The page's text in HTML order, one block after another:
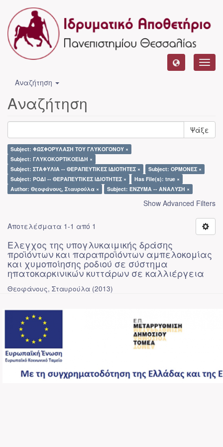
Αναζήτηση
Αναζήτηση
Ψάξε
Subject: ΦΩΣΦΟΡΥΛΑΣΗ ΤΟΥ ΓΛΥΚΟΓΟΝΟΥ ×
Subject: ΓΛΥΚΟΚΟΡΤΙΚΟΕΙΔΗ ×
Subject: ΣΤΑΦΥΛΙΑ -- ΘΕΡΑΠΕΥΤΙΚΕΣ ΙΔΙΟΤΗΤΕΣ ×
Subject: ΟΡΜΟΝΕΣ ×
Subject: ΡΟΔΙ -- ΘΕΡΑΠΕΥΤΙΚΕΣ ΙΔΙΟΤΗΤΕΣ ×
Has File(s): true ×
Author: Θεοφάνους, Σταυρούλα ×
Subject: ΕΝΖΥΜΑ -- ΑΝΑΛΥΣΗ ×
Show Advanced Filters
Αποτελέσματα 1-1 από 1
Ελεγχος της υπογλυκαιμικής δράσης
προϊόντων και παραπροϊόντων αμπελοκομίας
και χυμοποίησης ροδιού σε σύστημα
ηπατοκαρκινικών κυττάρων σε καλλιέργεια
Θεοφάνους, Σταυρούλα (2013)